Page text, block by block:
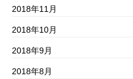
2018年11月
2018年10月
2018年9月
2018年8月